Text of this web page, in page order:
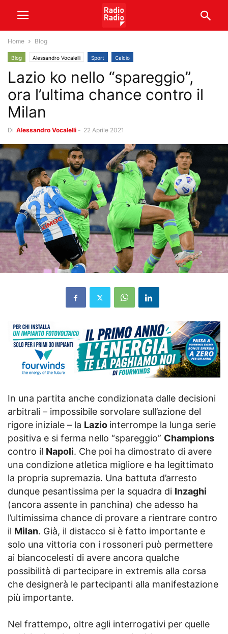
Home Blog
Blog Alessandro Vocalelli Sport Calcio
Lazio ko nello “spareggio”,
ora l’ultima chance contro il
Milan
Di Alessandro Vocalelli - 22 Aprile 2021
In una partita anche condizionata dalle decisioni
arbitrali – impossibile sorvolare sull’azione del
rigore iniziale – la Lazio interrompe la lunga serie
positiva e si ferma nello “spareggio” Champions
contro il Napoli. Che poi ha dimostrato di avere
una condizione atletica migliore e ha legittimato
la propria supremazia. Una battuta d’arresto
dunque pesantissima per la squadra di Inzaghi
(ancora assente in panchina) che adesso ha
l’ultimissima chance di provare a rientrare contro
il Milan. Già, il distacco si è fatto importante e
solo una vittoria con i rossoneri può permettere
ai biancocelesti di avere ancora qualche
possibilità di partecipare in extremis alla corsa
che designerà le partecipanti alla manifestazione
più importante.
Nel frattempo, oltre agli interrogativi per quelle